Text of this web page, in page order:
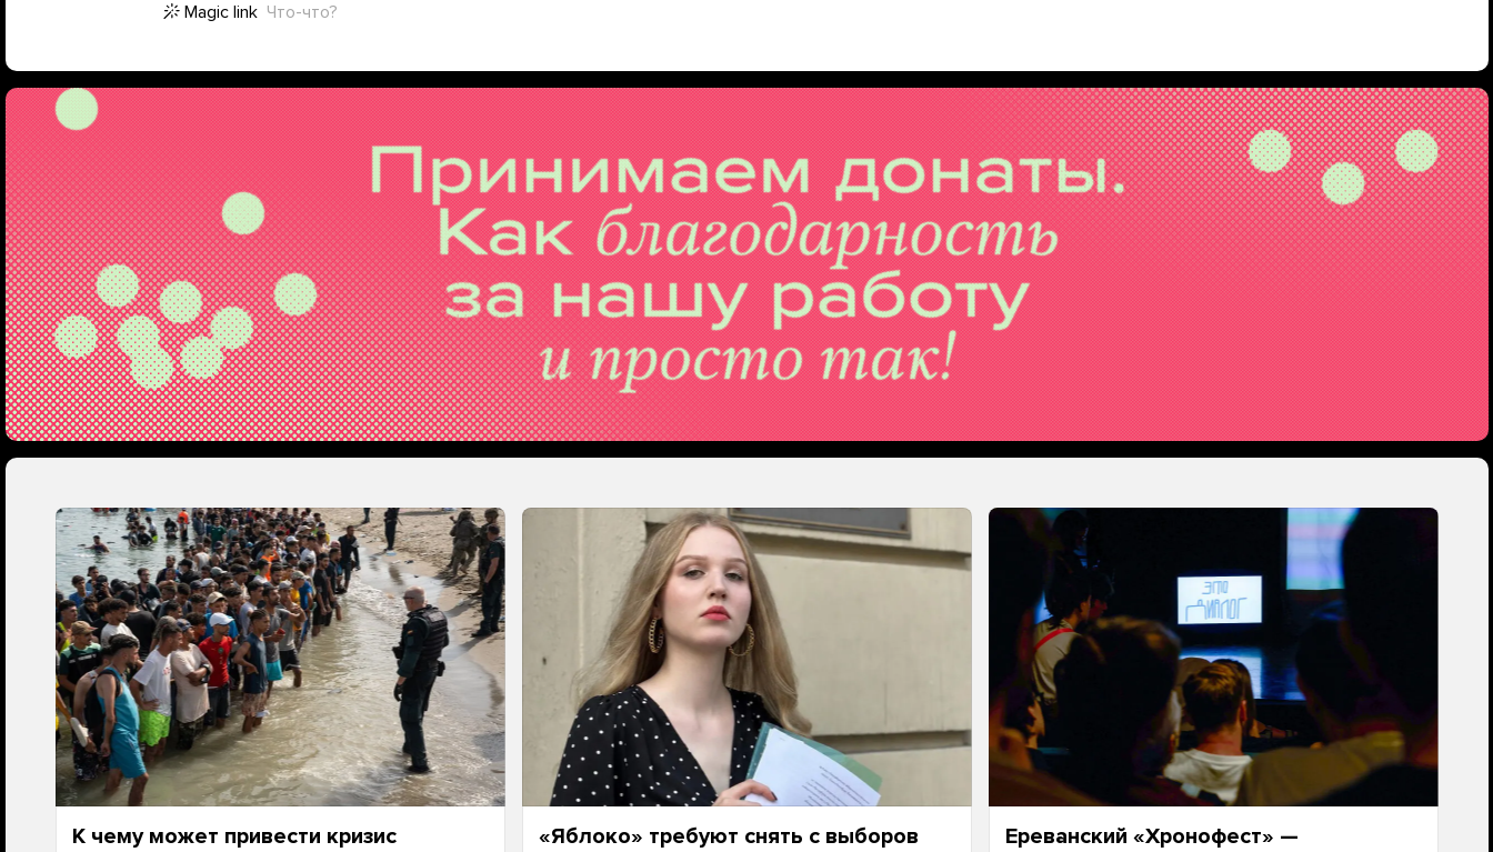
Magic link Что-что?
К чему может привести кризис
«Яблоко» требуют снять с выборов
Ереванский «Хронофест» —